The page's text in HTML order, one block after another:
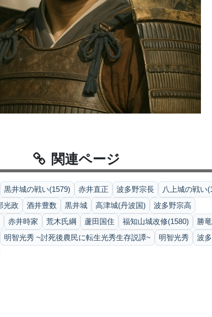
関連ページ
黒井城の戦い(1579) 赤井直正 波多野宗長
八上城の戦い
光政 酒井豊数 黒井城 高津城(丹波国)
波多野宗高
赤井時家 荒木氏綱 蘆田国住 福知山城改修(1580)
勝
明智光秀 ~討死後農民に転生光秀生存説譚~ 明智光秀
波